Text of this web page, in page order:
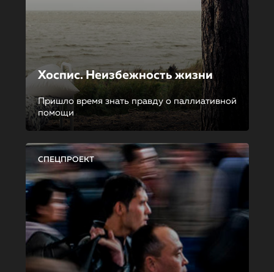
Хоспис. Неизбежность жизни
Пришло время знать правду о паллиативной
помощи
СПЕЦПРОЕКТ